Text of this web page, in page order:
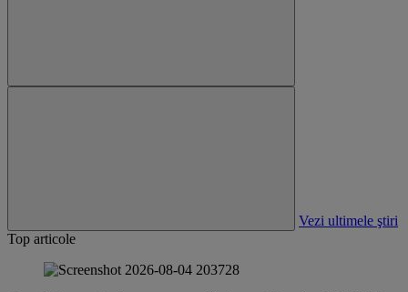
Vezi ultimele ştiri
Top articole